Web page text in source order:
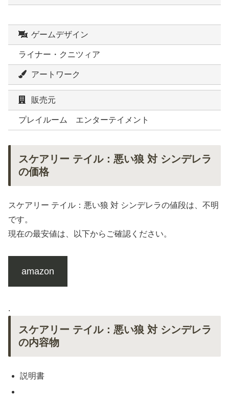
ゲームデザイン
ライナー・クニツィア
アートワーク
販売元
プレイルーム エンターテイメント
スケアリー テイル：悪い狼 対 シンデレラ
の価格
スケアリー テイル：悪い狼 対 シンデレラの値段は、不明
です。
現在の最安値は、以下からご確認ください。
amazon
.
スケアリー テイル：悪い狼 対 シンデレラ
の内容物
説明書